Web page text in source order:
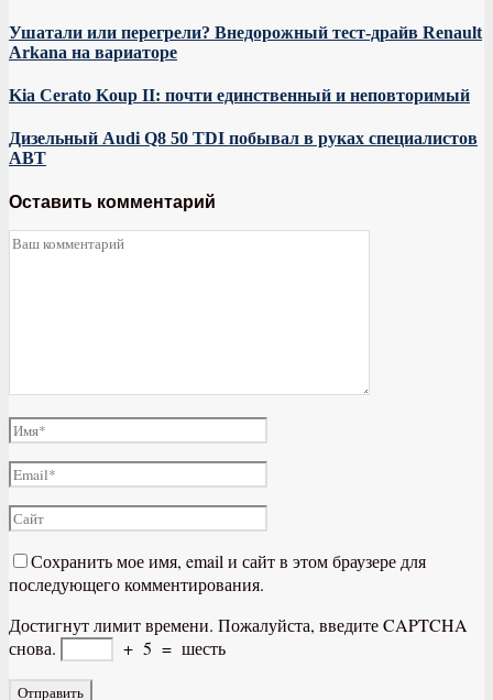
Ушатали или перегрели? Внедорожный тест-драйв Renault
Arkana на вариаторе
Kia Cerato Koup II: почти единственный и неповторимый
Дизельный Audi Q8 50 TDI побывал в руках специалистов
ABT
Оставить комментарий
Сохранить мое имя, email и сайт в этом браузере для
последующего комментирования.
Достигнут лимит времени. Пожалуйста, введите CAPTCHA
снова.
+ 5 = шесть